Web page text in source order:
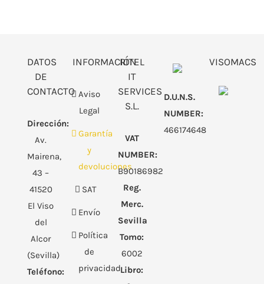
DATOS
DE
CONTACTO
Dirección:
Av.
Mairena,
43 –
41520
El Viso
del
Alcor
(Sevilla)
Teléfono:
INFORMACIÓN
Aviso
Legal
Garantía
y
devoluciones
SAT
Envío
Política
de
privacidad
RITEL
IT
SERVICES
S.L.
VAT
NUMBER:
B90186982
Reg.
Merc.
Sevilla
Tomo:
6002
Libro:
D.U.N.S.
NUMBER:
466174648
VISOMACS